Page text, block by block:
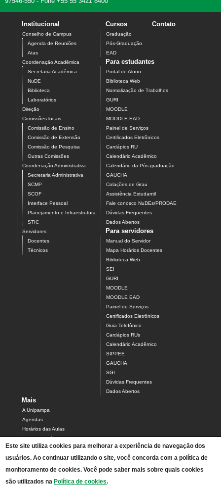
Institucional
Conselho de Campus
Agenda de Reuniões
Atas
Coordenação Acadêmica
Secretaria Acadêmica
NuDE
Biblioteca
Laboratórios
Direção
Comissões locais
Comissão de Ensino
Comissão de Extensão
Comissão de Pesquisa
Outras Comissões
Coordenação Administrativa
Secretaria Administrativa
SCMP
SCOF
Interface Pessoal
Planejamento e Infraestrutura
STIC
Servidores
Docentes
Técnicos
Cursos
Graduação
Pós-Graduação
EAD
Contato
Para estudantes
Portal do Aluno
Biblioteca Web
Normalização de Trabalhos
GURI
MOODLE
MOODLE EAD
Painel de Serviços
Certificados Eletrônicos
Cardápios RU
Calendário Acadêmico
Calendário da Pós-graduação
GAUCHA
Colações de Grau
Assistência Estudantil
Fale conosco NuDEs/PRODAE
Dúvidas Frequentes
Dados Abertos
Para servidores
Manual do Servidor
Mapa Horários Docentes
Biblioteca Web
SEI
GURI
MOODLE
MOODLE EAD
Painel de Serviços
Certificados Eletrônicos
Guia Telefônico
Cardápios RUs
Calendário Acadêmico
SIPPEE
GAUCHA
SGI
Dúvidas Frequentes
Dados Abertos
Mais
A Unipampa
Agendas
Horários das Aulas
Centro Acadêmico do Campus Alegrete
Estrutura Organizacional
PDI 2019-2023
Orientações de segurança
Este site utiliza cookies para melhorar a experiência de navegação dos
usuários. Ao continuar utilizando o site, você concorda com a política de
monitoramento de cookies. Você pode saber mais sobre quais cookies
são utilizados na Política de cookies.